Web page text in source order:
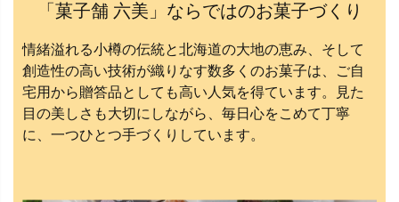
「菓子舗 六美」ならではのお菓子づくり
情緒溢れる小樽の伝統と北海道の大地の恵み、そして
創造性の高い技術が織りなす数多くのお菓子は、ご自
宅用から贈答品としても高い人気を得ています。見た
目の美しさも大切にしながら、毎日心をこめて丁寧
に、一つひとつ手づくりしています。